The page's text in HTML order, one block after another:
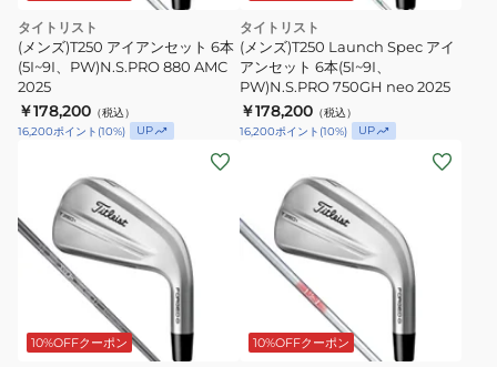
タイトリスト
(メンズ)T250 アイアンセット 6本
(5I~9I、PW)N.S.PRO 880 AMC
2025
￥178,200 （税込）
16,200ポイント (10%) UP
タイトリスト
(メンズ)T250 Launch Spec アイ
アンセット 6本(5I~9I、
PW)N.S.PRO 750GH neo 2025
￥178,200 （税込）
16,200ポイント (10%) UP
10%OFFクーポン 10%OFFクーポン